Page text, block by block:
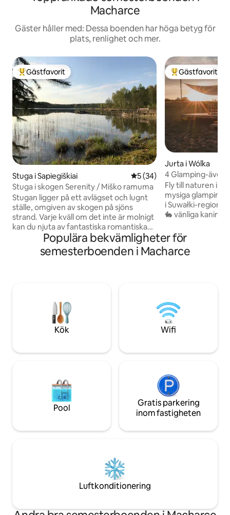
Macharce
Gäster håller med: Dessa boenden har höga betyg för
plats, renlighet och mer.
Populär gästfavorit
Gästfavorit
Stuga i Sapiegiškiai 5 av 5 i genomsnittligt
5 (34)
Stuga i skogen Serenity / Miško ramuma
Stugan ligger på ett avlägset och lugnt
ställe, omgiven av skogen på sjöns
strand. Varje kväll om det inte är molnigt
kan du njuta av fantastiska romantiska
solnedgångar. Du kommer att älska mitt
ställe på grund av mysen, avlägsna och
privata läget. Stugan är välutrustad, du
Den mest bekväma vistelsen skulle vara
för ett par. Sovrum #2 är litet med
våningssängar
Populär
Gästfavorit
Jurta i Wólka
4 Glamping-
klocktält
Fly till naturen i
mysiga
i Suwałki-
🐇 vänliga
med fisk och
bin. Våra tält
erbjuder
glampingäventyr!
Populära bekvämligheter för
semesterboenden i Macharce
Kök Wifi
Pool
Gratis parkering
inom fastigheten
Luftkonditionering